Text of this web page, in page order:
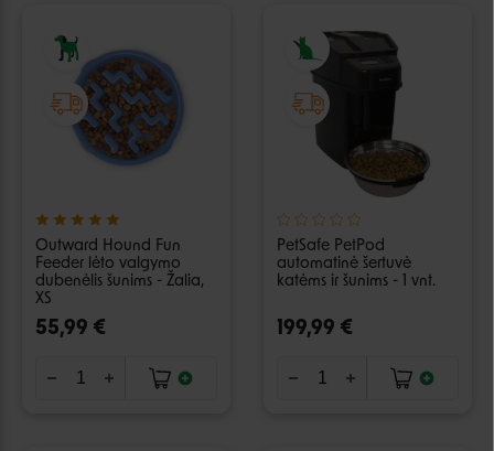
Outward Hound Fun
Feeder lėto valgymo
dubenėlis šunims - Žalia,
XS
55,99 €
PetSafe PetPod
automatinė šertuvė
katėms ir šunims - 1 vnt.
199,99 €